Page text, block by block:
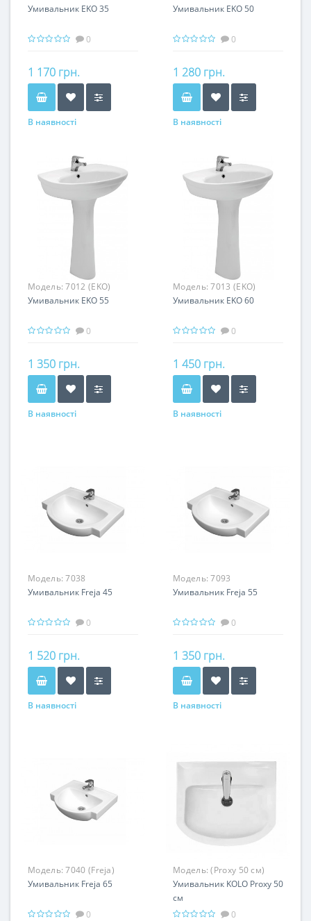
Умивальник EKO 35
0
1 170 грн.
В наявності
Умивальник EKO 50
0
1 280 грн.
В наявності
Модель:7012 (EKO)
Умивальник EKO 55
0
1 350 грн.
В наявності
Модель:7013 (EKO)
Умивальник EKO 60
0
1 450 грн.
В наявності
Модель:7038
Умивальник Freja 45
0
1 520 грн.
В наявності
Модель:7093
Умивальник Freja 55
0
1 350 грн.
В наявності
Модель:7040 (Freja)
Умивальник Freja 65
0
Модель:(Proxy 50 см)
Умивальник KOLO Proxy 50
см
0